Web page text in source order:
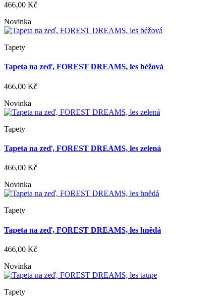
466,00 Kč
Novinka
Tapety
Tapeta na zeď, FOREST DREAMS, les béžová
466,00 Kč
Novinka
Tapety
Tapeta na zeď, FOREST DREAMS, les zelená
466,00 Kč
Novinka
Tapety
Tapeta na zeď, FOREST DREAMS, les hnědá
466,00 Kč
Novinka
Tapety